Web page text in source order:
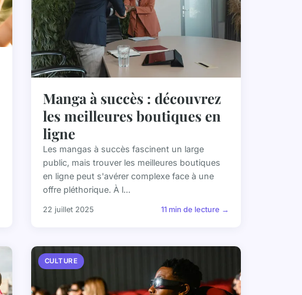
Manga à succès : découvrez
les meilleures boutiques en
ligne
Les mangas à succès fascinent un large
public, mais trouver les meilleures boutiques
en ligne peut s'avérer complexe face à une
offre pléthorique. À l...
22 juillet 2025 11 min de lecture →
CULTURE